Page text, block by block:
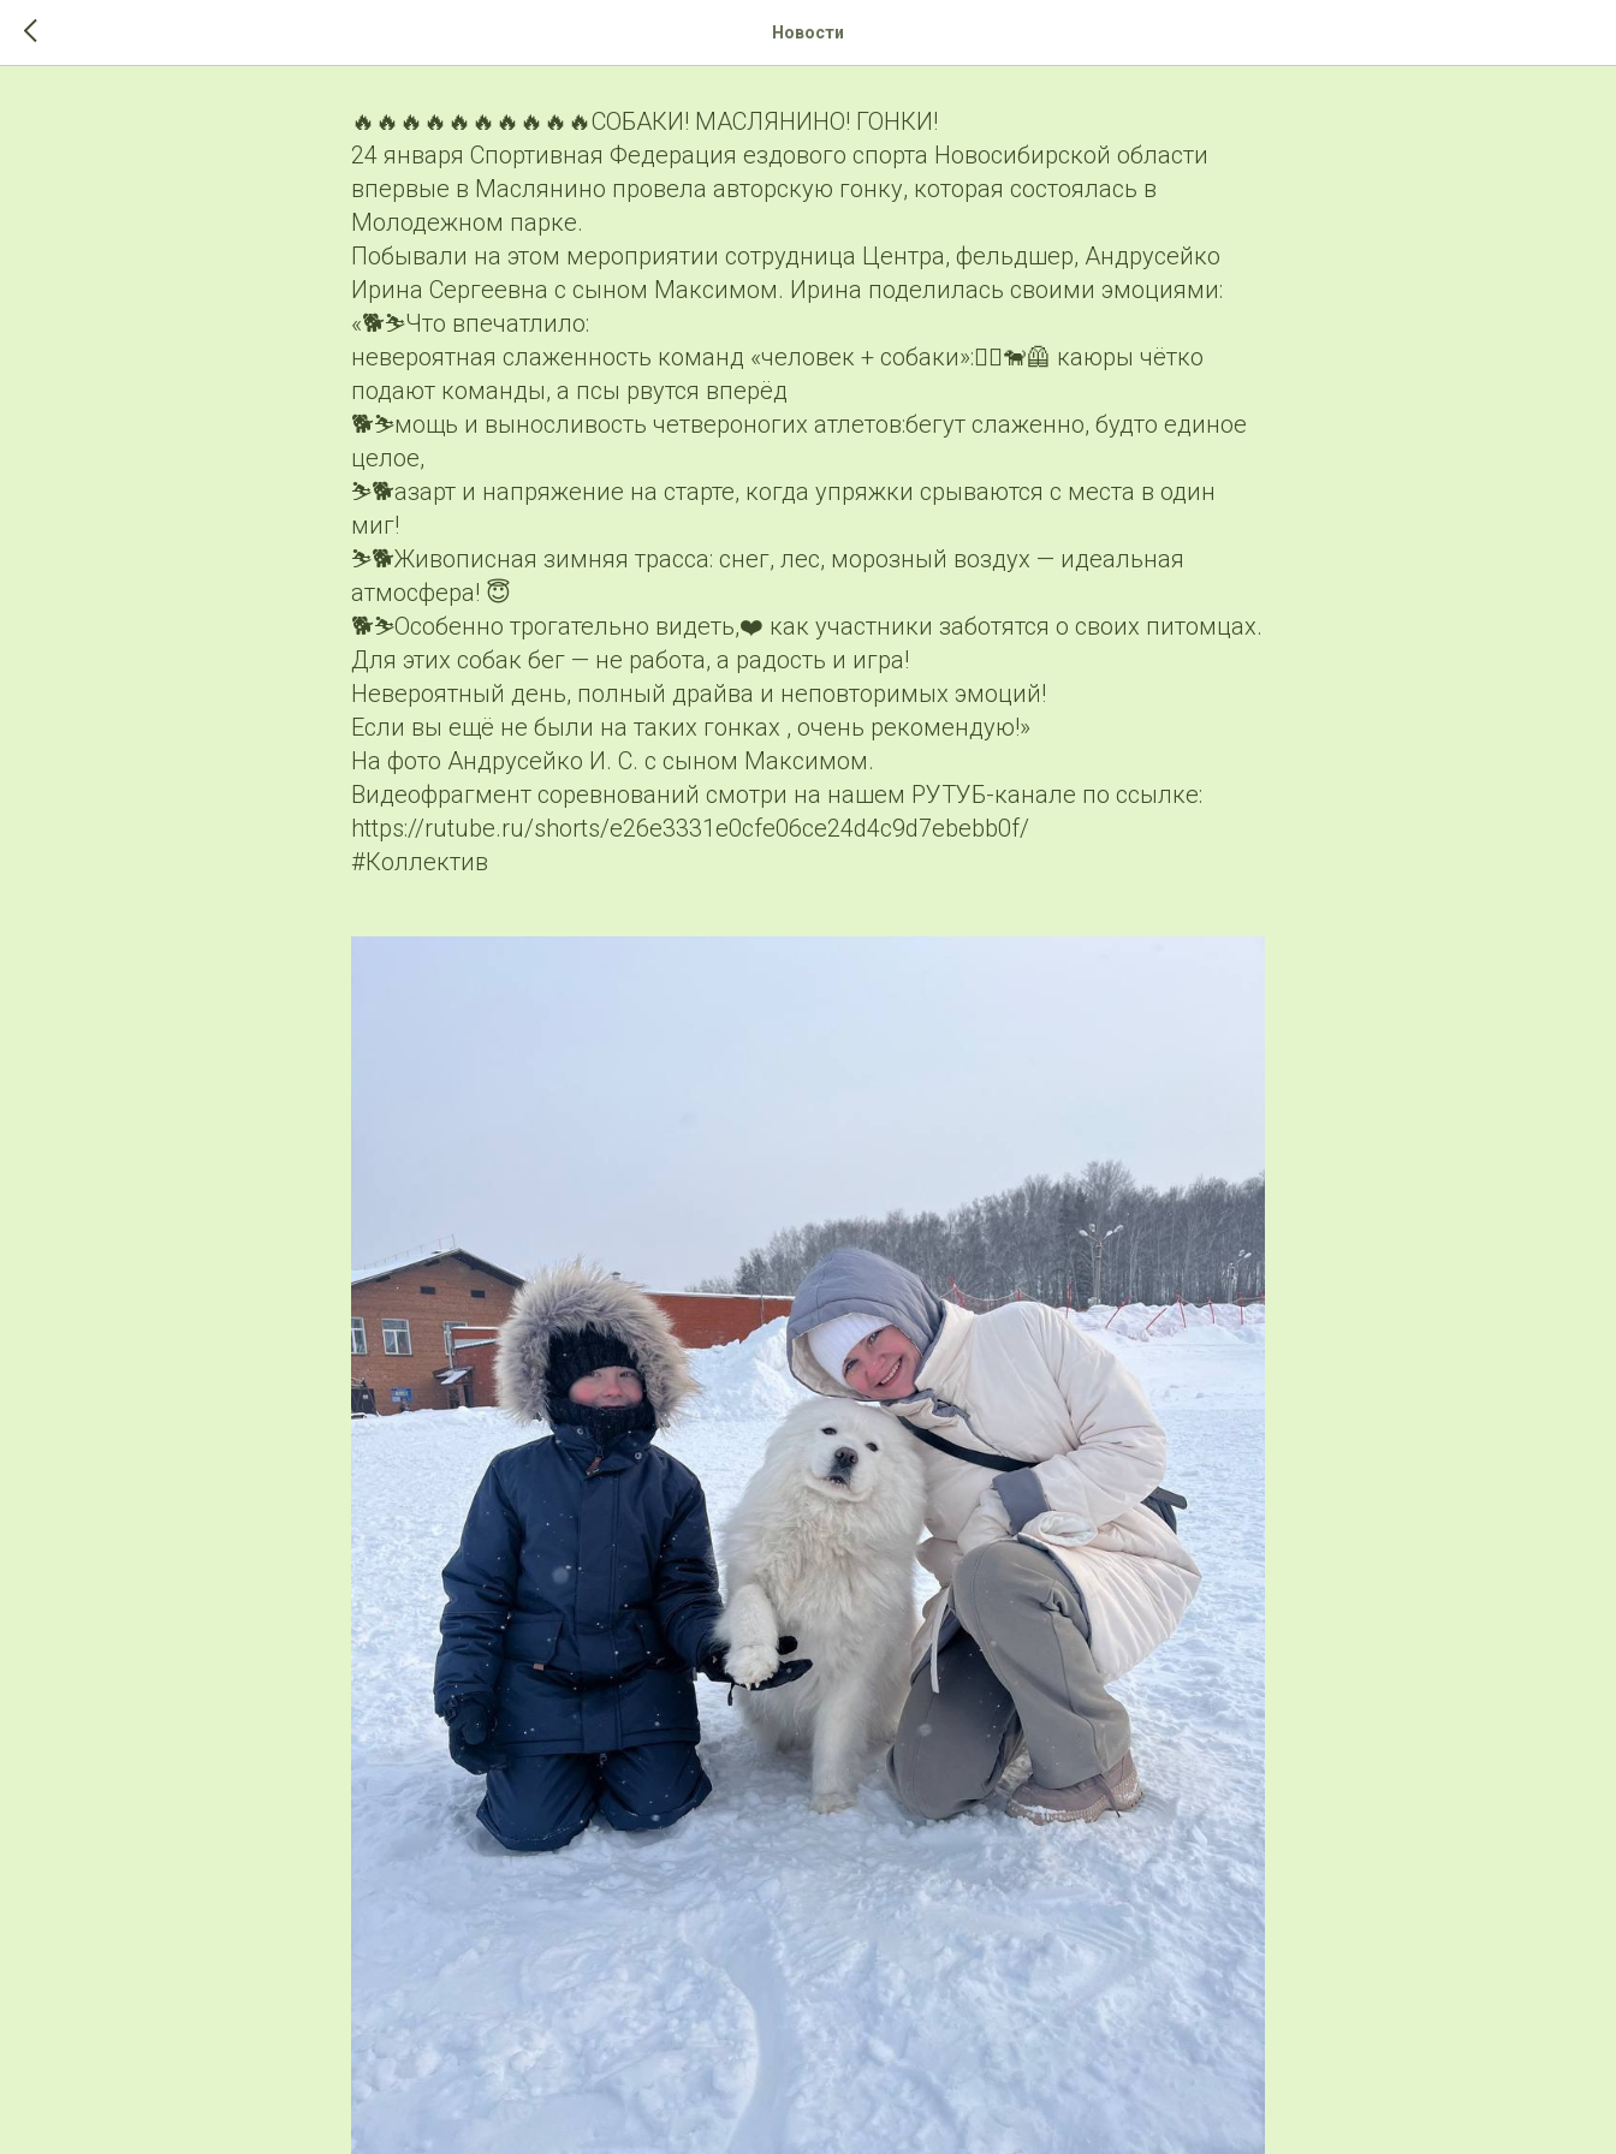
Новости
Маслянино: Собачьи гонки!
🔥🔥🔥🔥🔥🔥🔥🔥🔥🔥СОБАКИ! МАСЛЯНИНО! ГОНКИ!
24 января Спортивная Федерация ездового спорта Новосибирской области
впервые в Маслянино провела авторскую гонку, которая состоялась в
Молодежном парке.
Побывали на этом мероприятии сотрудница Центра, фельдшер, Андрусейко
Ирина Сергеевна с сыном Максимом. Ирина поделилась своими эмоциями:
«🐕⛷️Что впечатлило:
невероятная слаженность команд «человек + собаки»:🚶‍♀🐕‍🦺 каюры чётко
подают команды, а псы рвутся вперёд
🐕⛷️мощь и выносливость четвероногих атлетов:бегут слаженно, будто единое
целое,
⛷️🐕азарт и напряжение на старте, когда упряжки срываются с места в один
миг!
⛷️🐕Живописная зимняя трасса: снег, лес, морозный воздух — идеальная
атмосфера! 😇
🐕⛷️Особенно трогательно видеть,❤️ как участники заботятся о своих питомцах.
Для этих собак бег — не работа, а радость и игра!
Невероятный день, полный драйва и неповторимых эмоций!
Если вы ещё не были на таких гонках , очень рекомендую!»
На фото Андрусейко И. С. с сыном Максимом.
Видеофрагмент соревнований смотри на нашем РУТУБ-канале по ссылке:
https://rutube.ru/shorts/e26e3331e0cfe06ce24d4c9d7ebebb0f/
#Коллектив